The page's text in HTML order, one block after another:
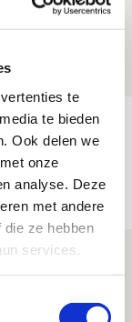
te
te bieden
Ook delen we
onze
analyse. Deze
met andere
ze hebben
services.
en spel
Godts in